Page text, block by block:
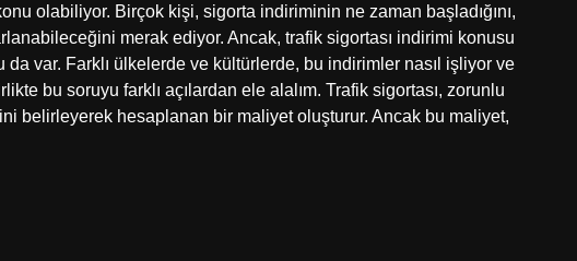
olabiliyor. Birçok kişi, sigorta indiriminin ne zaman başladığını,
merak ediyor. Ancak, trafik sigortası indirimi konusu
var. Farklı ülkelerde ve kültürlerde, bu indirimler nasıl işliyor ve
bu soruyu farklı açılardan ele alalım. Trafik sigortası, zorunlu
belirleyerek hesaplanan bir maliyet oluşturur. Ancak bu maliyet,